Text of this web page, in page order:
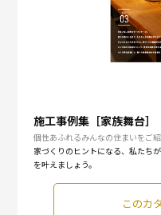
施工事例集［家族舞台］
個性あふれるみんなの住まいをご紹
家づくりのヒントになる、私たち
を叶えましょう。
このカ